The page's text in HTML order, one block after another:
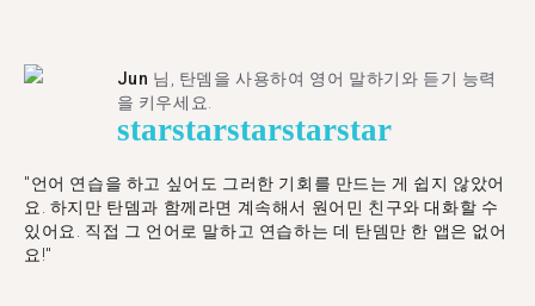
Jun 님, 탄뎀을 사용하여 영어 말하기와 듣기 능력
을 키우세요.
starstarstarstarstar
"언어 연습을 하고 싶어도 그러한 기회를 만드는 게 쉽지 않았어
요. 하지만 탄뎀과 함께라면 계속해서 원어민 친구와 대화할 수
있어요. 직접 그 언어로 말하고 연습하는 데 탄뎀만 한 앱은 없어
요!"